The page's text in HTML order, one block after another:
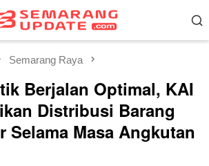
Semarang Raya
Berjalan Optimal, KAI
Distribusi Barang
Selama Masa Angkutan